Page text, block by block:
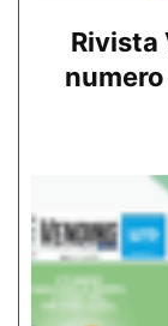
Rivista